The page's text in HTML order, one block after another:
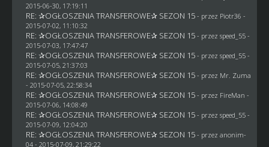
2015-06-30, 17:19:11
RE: ✰OGŁOSZENIA TRANSFEROWE✰ SEZON 15 - przez Piotr36 -
2015-07-02, 11:10:32
RE: ✰OGŁOSZENIA TRANSFEROWE✰ SEZON 15 - przez speed_55 -
2015-07-03, 17:47:47
RE: ✰OGŁOSZENIA TRANSFEROWE✰ SEZON 15 - przez speed_55 -
2015-07-05, 21:37:03
RE: ✰OGŁOSZENIA TRANSFEROWE✰ SEZON 15 - przez Mr. Zuma
- 2015-07-05, 22:58:34
RE: ✰OGŁOSZENIA TRANSFEROWE✰ SEZON 15 - przez FireMan -
2015-07-06, 14:08:49
RE: ✰OGŁOSZENIA TRANSFEROWE✰ SEZON 15 - przez speed_55 -
2015-07-09, 12:04:20
RE: ✰OGŁOSZENIA TRANSFEROWE✰ SEZON 15 - przez anonim-
04- 2015-07-09, 21:29:22